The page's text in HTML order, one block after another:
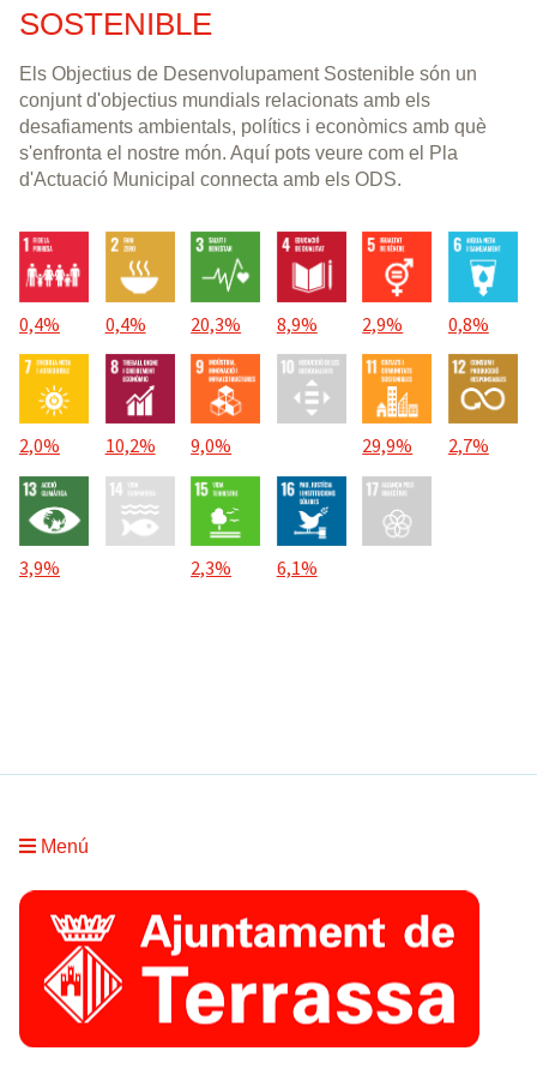
s'ha signat un conveni de cessió d'ús amb
SOSTENIBLE
Els Objectius de Desenvolupament Sostenible són un
conjunt d'objectius mundials relacionats amb els
desafiaments ambientals, polítics i econòmics amb què
s'enfronta el nostre món. Aquí pots veure com el Pla
d'Actuació Municipal connecta amb els ODS.
0,4% 0,4% 20,3% 8,9% 2,9% 0,8%
2,0% 10,2% 9,0% 29,9% 2,7%
3,9% 2,3% 6,1%
Menú